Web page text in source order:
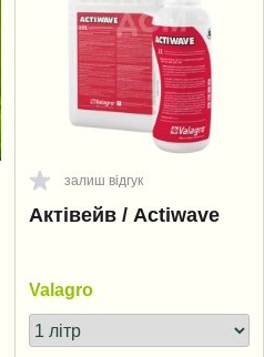
залиш відгук
Актівейв / Actiwave
Valagro